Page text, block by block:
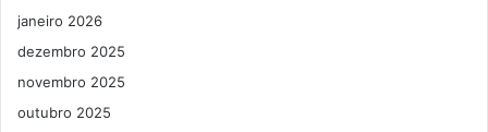
janeiro 2026
dezembro 2025
novembro 2025
outubro 2025